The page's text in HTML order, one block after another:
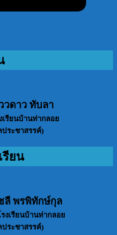
วดาว ทับลา
เรียนบ้านท่ากลอย
ระชาสรรค์)
รียน
ลี พรพิทักษ์กุล
งเรียนบ้านท่ากลอย
ระชาสรรค์)